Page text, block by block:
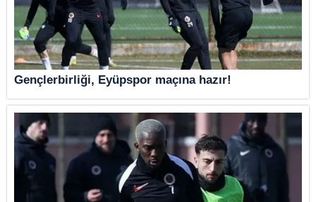
Gençlerbirliği, Eyüpspor maçına hazır!